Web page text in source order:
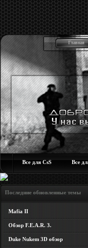
Главная
Все для CsS Все
Последние
Mafia II
Обзор F.E.A.R. 3.
Duke Nukem 3D обзор